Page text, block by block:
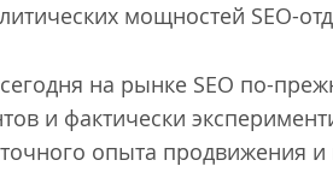
мощностей SEO-
на рынке SEO по-
и фактически
опыта продвижения